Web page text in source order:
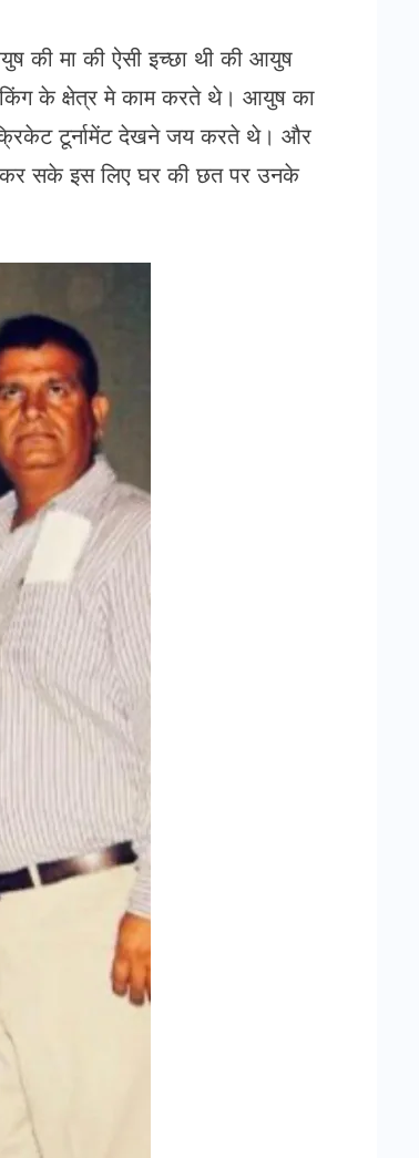
की मा की ऐसी इच्छा थी की आयुष
मेकिंग के क्षेत्र मे काम करते थे। आयुष का
टूर्नामेंट देखने जय करते थे। और
कर सके इस लिए घर की छत पर उनके